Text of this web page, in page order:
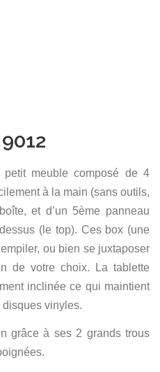
meuble composé de 4
à la main (sans outils,
et d’un 5ème panneau
(le top). Ces box (une
ou bien se juxtaposer
de votre choix. La tablette
inclinée ce qui maintient
vinyles.
grâce à ses 2 grands trous